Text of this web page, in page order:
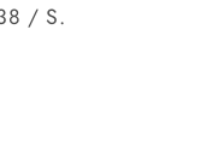
/ S.